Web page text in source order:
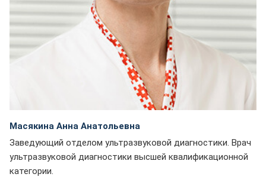
Масякина Анна Анатольевна
Заведующий отделом ультразвуковой диагностики. Врач
ультразвуковой диагностики высшей квалификационной
категории.